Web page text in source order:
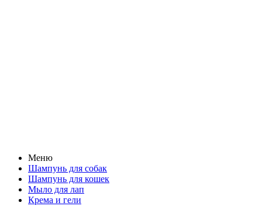
Меню
Шампунь для собак
Шампунь для кошек
Мыло для лап
Крема и гели